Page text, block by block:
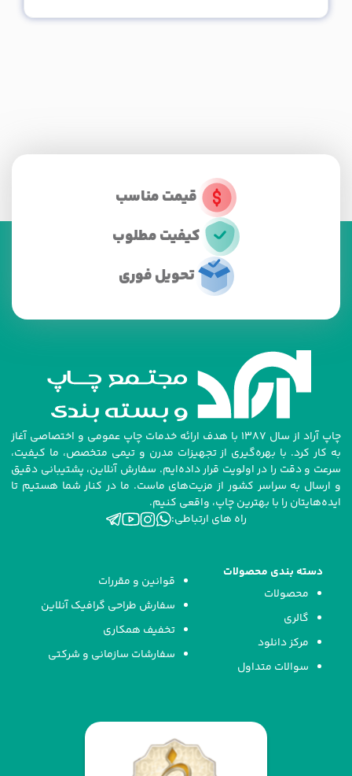
قیمت مناسب
کیفیت مطلوب
تحویل فوری
چاپ آراد از سال ۱۳۸۷ با هدف ارائه خدمات چاپ عمومی و اختصاصی آغاز
به کار کرد. با بهره‌گیری از تجهیزات مدرن و تیمی متخصص، ما کیفیت،
سرعت و دقت را در اولویت قرار داده‌ایم. سفارش آنلاین، پشتیبانی دقیق
و ارسال به سراسر کشور از مزیت‌های ماست. ما در کنار شما هستیم تا
ایده‌هایتان را با بهترین چاپ، واقعی کنیم.
راه های ارتباطی:
دسته بندی محصولات
محصولات
گالری
مرکز دانلود
سوالات متداول
قوانین و مقررات
سفارش طراحی گرافیک آنلاین
تخفیف همکاری
سفارشات سازمانی و شرکتی